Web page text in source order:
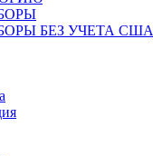
БЕЗ УЧЕТА США